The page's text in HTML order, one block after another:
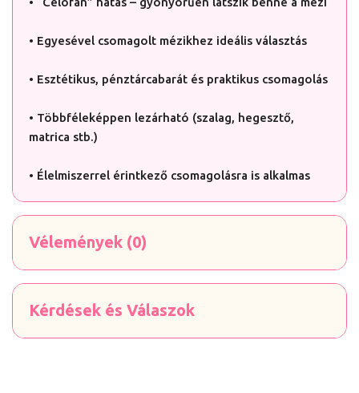
• Egyesével csomagolt mézikhez ideális választás
• Esztétikus, pénztárcabarát és praktikus csomagolás
• Többféleképpen lezárható (szalag, hegesztő,
matrica stb.)
• Élelmiszerrel érintkező csomagolásra is alkalmas
Vélemények (0)
Kérdések és Válaszok